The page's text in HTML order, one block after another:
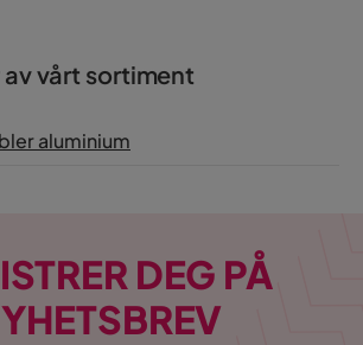
vårt sortiment
aluminium
DEG PÅ